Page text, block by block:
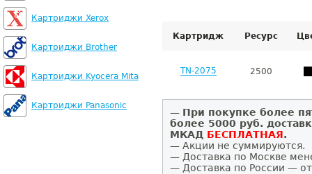
Картриджи Xerox
Картриджи Brother
Картриджи Kyocera Mita
Картриджи Panasonic
Картридж Ресурс
TN-2075 2500
— При покупке более
более 5000 руб.
МКАД БЕСПЛАТНАЯ.
— Акции не суммируются.
— Доставка по Москве
— Доставка по России —